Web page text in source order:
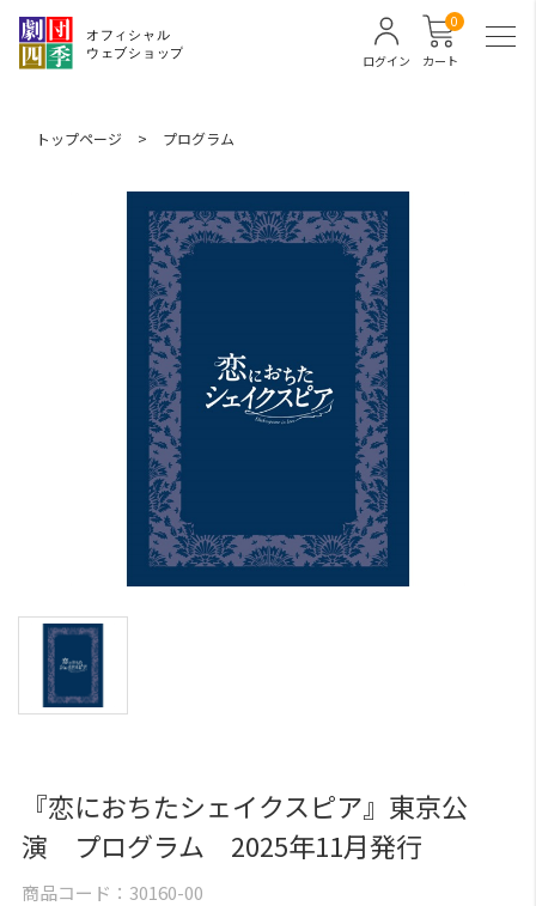
カート
0
ログイン
トップページ > プログラム
『恋におちたシェイクスピア』東京公
演 プログラム 2025年11月発行
商品コード： 30160-00